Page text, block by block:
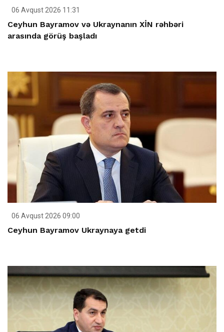
06 Avqust 2026 11:31
Ceyhun Bayramov və Ukraynanın XİN rəhbəri
arasında görüş başladı
06 Avqust 2026 09:00
Ceyhun Bayramov Ukraynaya getdi